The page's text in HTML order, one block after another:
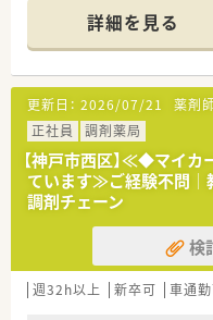
い処方経験が積めます。
■1日の処方箋枚数は
で対応しています。
【法人特徴について
舗展開を行っており、
ラッグストアやクリ
トータルでサポート
や在宅訪問にも注力
ています。
【求人情報について】
■年間休日は120日以
メリハリをつけて働け
■単身者には月額5万
詳細を見る
更新日： 2026/07/21 薬剤
正社員
調剤薬局
【神戸市西区】≪◆マイ
ています≫ご経験不問│
調剤チェーン
検
週32h以上 新卒可 車通